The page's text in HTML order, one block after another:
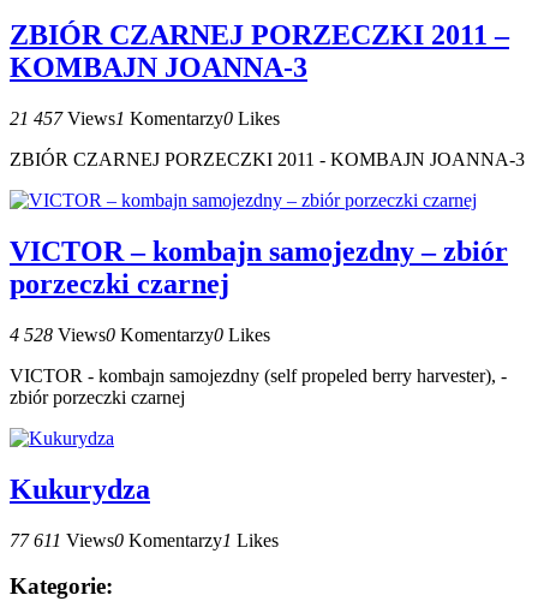
ZBIÓR CZARNEJ PORZECZKI 2011 –
KOMBAJN JOANNA-3
21 457 Views1 Komentarzy0 Likes
ZBIÓR CZARNEJ PORZECZKI 2011 - KOMBAJN JOANNA-3
VICTOR – kombajn samojezdny – zbiór
porzeczki czarnej
4 528 Views0 Komentarzy0 Likes
VICTOR - kombajn samojezdny (self propeled berry harvester), -
zbiór porzeczki czarnej
Kukurydza
77 611 Views0 Komentarzy1 Likes
Kategorie: